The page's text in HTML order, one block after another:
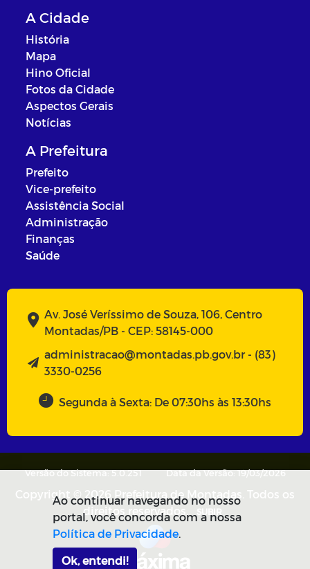
A Cidade
História
Mapa
Hino Oficial
Fotos da Cidade
Aspectos Gerais
Notícias
A Prefeitura
Prefeito
Vice-prefeito
Assistência Social
Administração
Finanças
Saúde
Av. José Veríssimo de Souza, 106, Centro
Montadas/PB - CEP: 58145-000
administracao@montadas.pb.gov.br - (83)
3330-0256
Segunda à Sexta: De 07:30hs às 13:30hs
Versão do Sistema: 5.0.251 Data da Versão: 19/03/2026
Copyright © 2026 Prefeitura de Montadas. Todos os
direitos reservados.
SUBIR
Ao continuar navegando no nosso
portal, você concorda com a nossa
Política de Privacidade.
Ok, entendi!